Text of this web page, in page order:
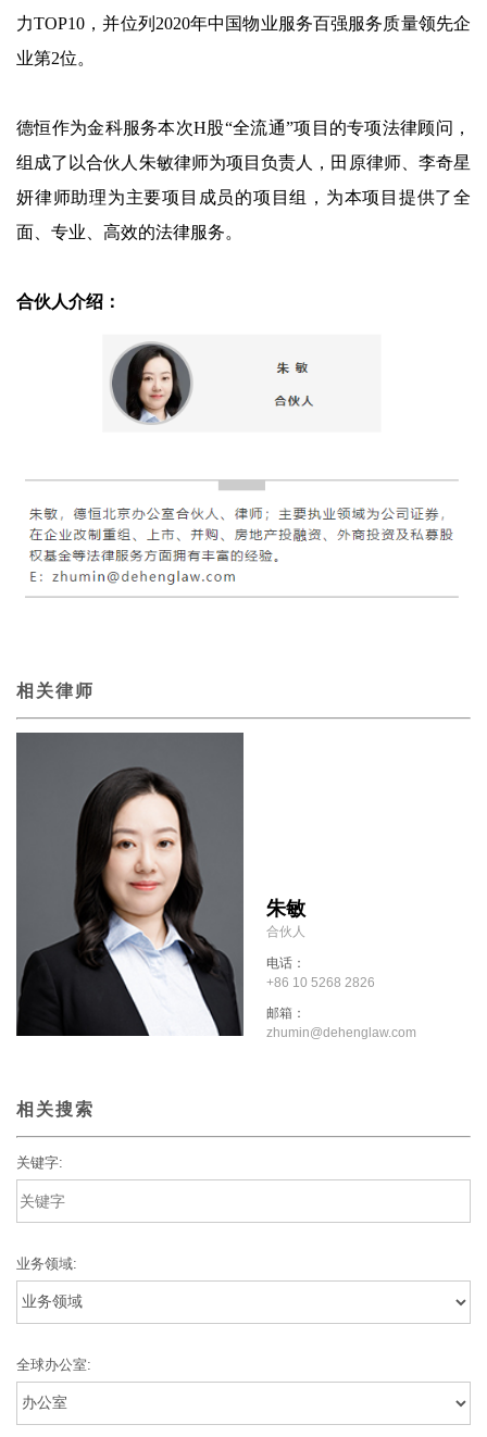
力TOP10，并位列2020年中国物业服务百强服务质量领先企
业第2位。
德恒作为金科服务本次H股“全流通”项目的专项法律顾问，
组成了以合伙人朱敏律师为项目负责人，田原律师、李奇星
妍律师助理为主要项目成员的项目组，为本项目提供了全
面、专业、高效的法律服务。
合伙人介绍：
相关律师
朱敏
合伙人
电话：
+86 10 5268 2826
邮箱：
zhumin@dehenglaw.com
相关搜索
关键字:
业务领域:
全球办公室: